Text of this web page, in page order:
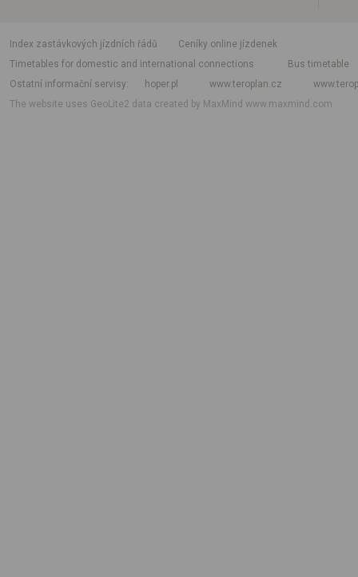
index zastávkových jízdních řádů
Ceníky online jízdenek
Timetables for domestic and international connections
Bus timetable
Ostatní informační servisy
hoper.pl www.teroplan.cz
The website uses GeoLite2 data created by MaxMindwww.maxmind.com